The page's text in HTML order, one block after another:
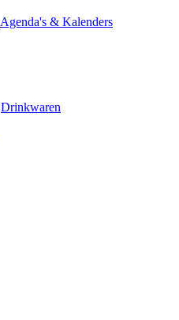
Agenda's & Kalenders
Drinkwaren